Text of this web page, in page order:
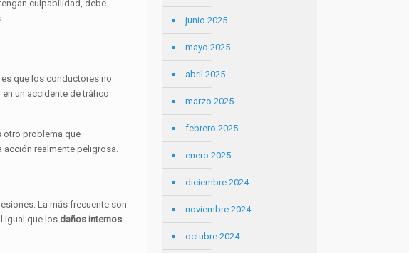
culpabilidad, debe
que los conductores no
un accidente de tráfico
otro problema que
acción realmente peligrosa.
La más frecuente son
igual que los daños internos
junio 2025
mayo 2025
abril 2025
marzo 2025
febrero 2025
enero 2025
diciembre 2024
noviembre 2024
octubre 2024